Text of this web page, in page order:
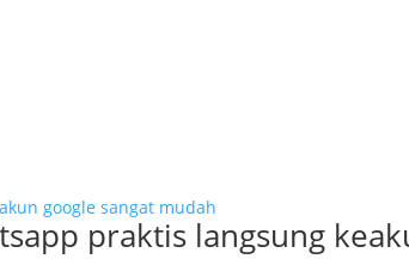
praktis langsung